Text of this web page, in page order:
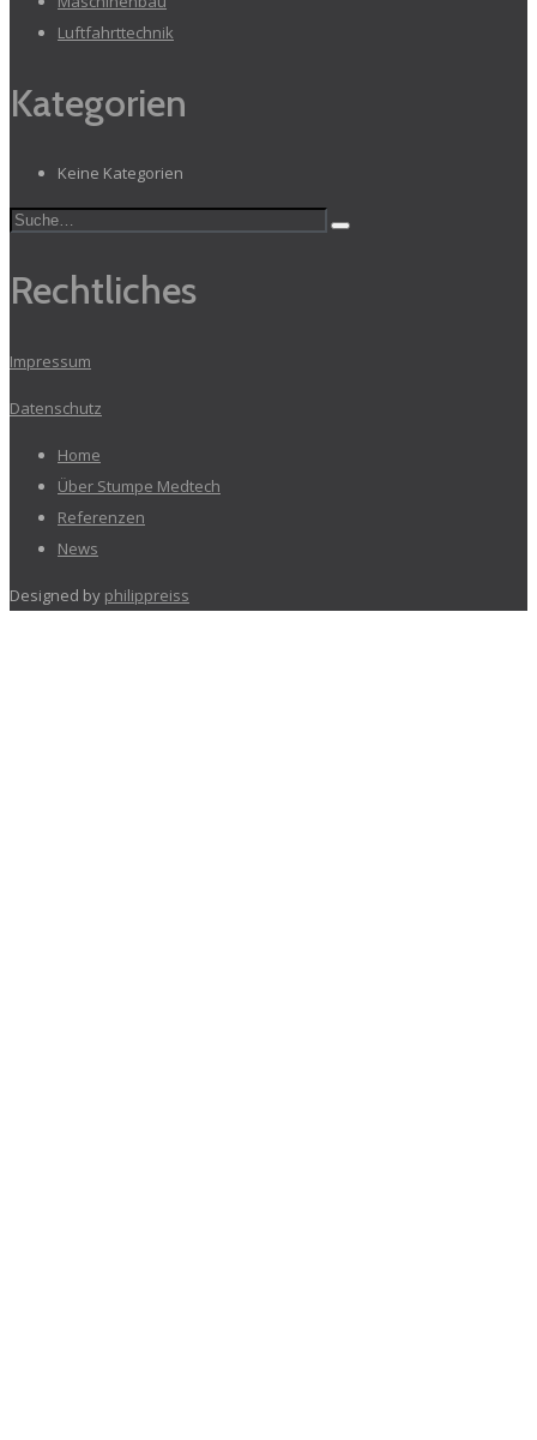
Luftfahrttechnik
Kategorien
Keine Kategorien
Rechtliches
Impressum
Datenschutz
Home
Über Stumpe Medtech
Referenzen
News
Designed by philippreiss